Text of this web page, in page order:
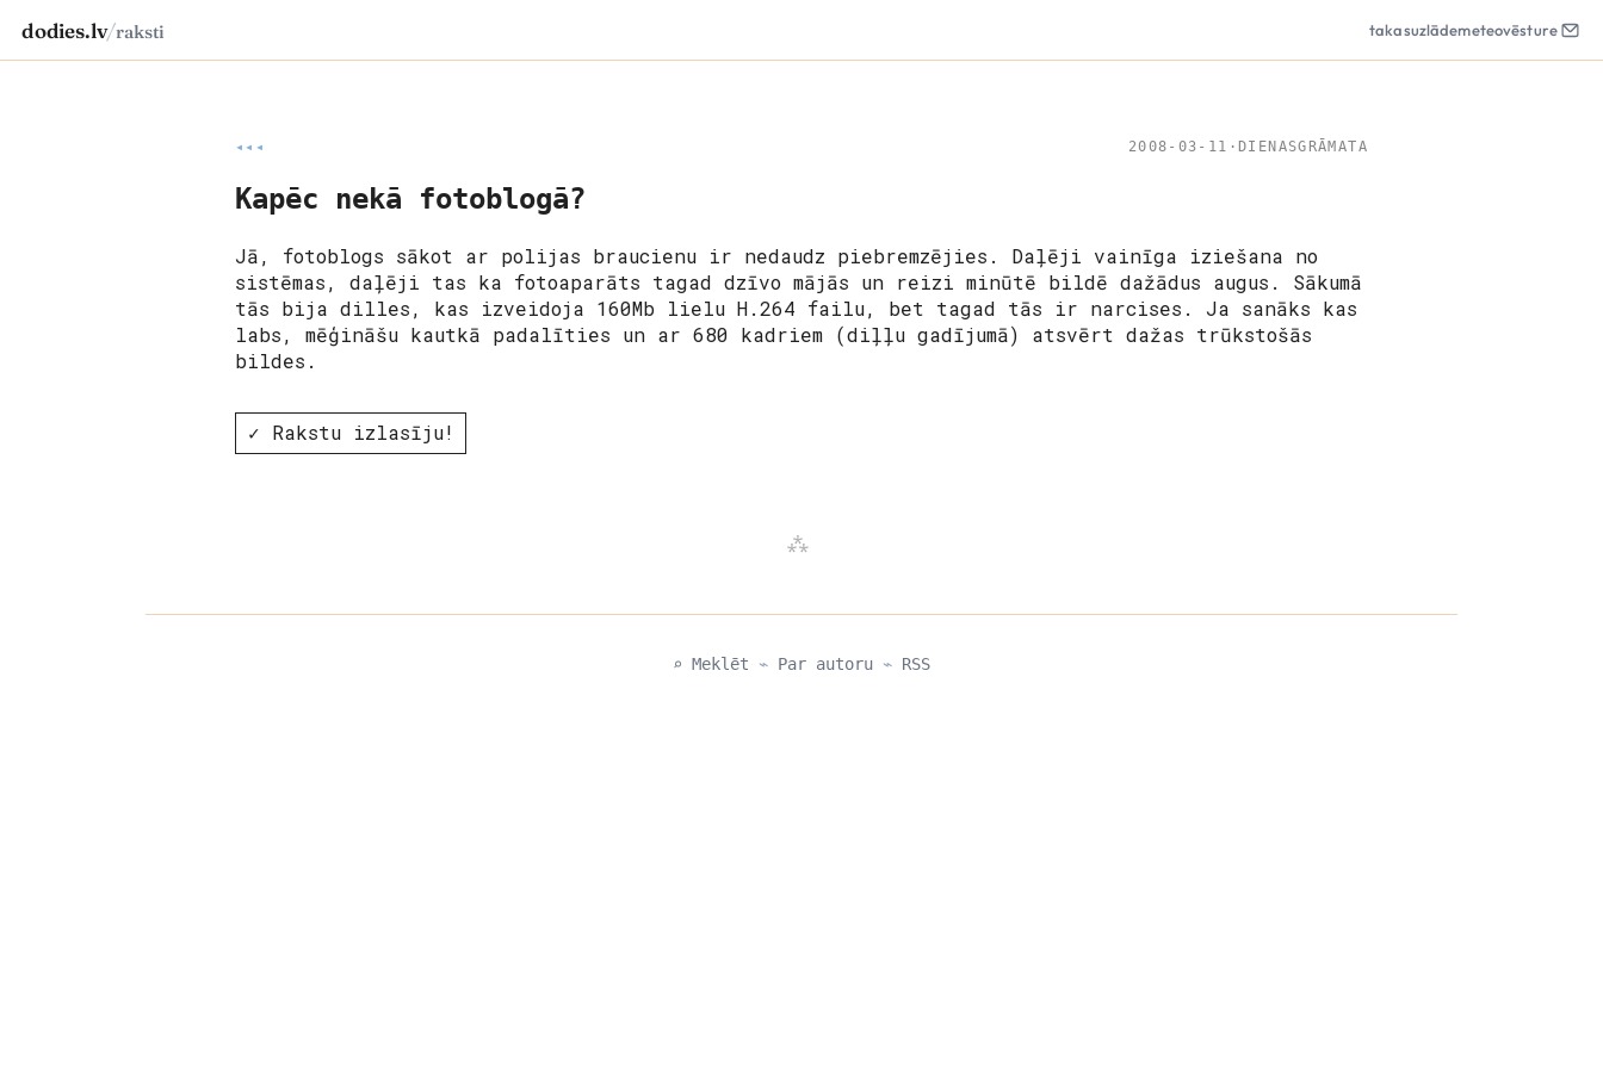
dodies.lv/raksti takasuzlādemeteovēsture
◂◂◂ 2008-03-11 · DIENASGRĀMATA
Kapēc nekā fotoblogā?
Jā, fotoblogs sākot ar polijas braucienu ir nedaudz piebremzējies. Daļēji vainīga iziešana no
sistēmas, daļēji tas ka fotoaparāts tagad dzīvo mājās un reizi minūtē bildē dažādus augus. Sākumā
tās bija dilles, kas izveidoja 160Mb lielu H.264 failu, bet tagad tās ir narcises. Ja sanāks kas
labs, mēģināšu kautkā padalīties un ar 680 kadriem (diļļu gadījumā) atsvērt dažas trūkstošās
bildes.
✓ Rakstu izlasīju!
⌕ Meklēt ⌁ Par autoru ⌁ RSS